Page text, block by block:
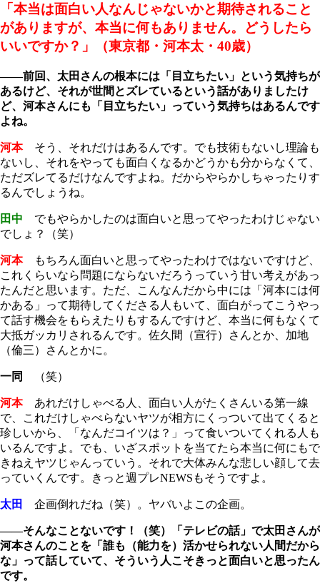
「本当は面白い人なんじゃないかと期待されること
がありますが、本当に何もありません。どうしたら
いいですか？」（東京都・河本太・40歳）
――前回、太田さんの根本には「目立ちたい」という気持ちが
あるけど、それが世間とズレているという話がありましたけ
ど、河本さんにも「目立ちたい」っていう気持ちはあるんです
よね。
河本そう、それだけはあるんです。でも技術もないし理論も
ないし、それをやっても面白くなるかどうかも分からなくて、
ただズレてるだけなんですよね。だからやらかしちゃったりす
るんでしょうね。
田中 でもやらかしたのは面白いと思ってやったわけじゃない
でしょ？（笑）
河本もちろん面白いと思ってやったわけではないですけど、
これくらいなら問題にならないだろうっていう甘い考えがあっ
たんだと思います。ただ、こんなんだから中には「河本には何
かある」って期待してくださる人もいて、面白がってこうやっ
て話す機会をもらえたりもするんですけど、本当に何もなくて
大抵ガッカリされるんです。佐久間（宣行）さんとか、加地
（倫三）さんとかに。
一同 （笑）
河本あれだけしゃべる人、面白い人がたくさんいる第一線
で、これだけしゃべらないヤツが相方にくっついて出てくると
珍しいから、「なんだコイツは？」って食いついてくれる人も
いるんですよ。でも、いざスポットを当てたら本当に何にもで
きねえヤツじゃんっていう。それで大体みんな悲しい顔して去
っていくんです。きっと週プレNEWSもそうですよ。
太田 企画倒れだね（笑）。ヤバいよこの企画。
――そんなことないです！（笑）「テレビの話」で太田さんが
河本さんのことを「誰も（能力を）活かせられない人間だから
な」って話していて、そういう人こそきっと面白いと思ったん
です。